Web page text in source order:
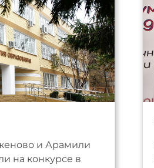
и Арамили
на конкурсе в